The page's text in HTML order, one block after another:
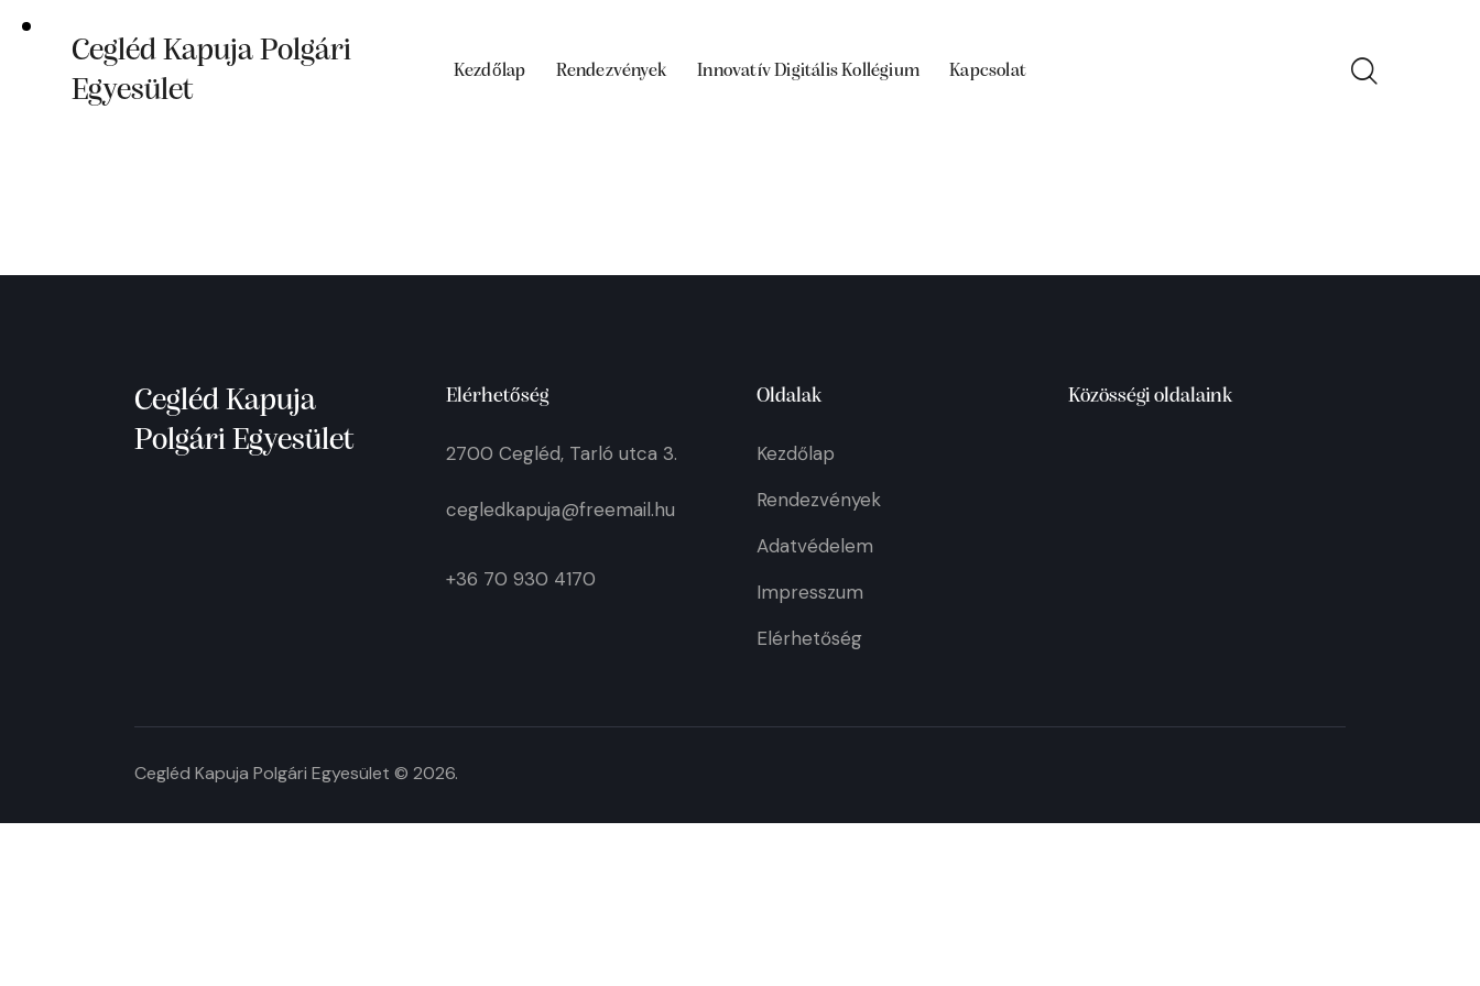
Cegléd Kapuja Polgári
Egyesület
Kezdőlap Rendezvények Innovatív Digitális Kollégium Kapcsolat
Cegléd Kapuja
Polgári Egyesület
Elérhetőség
2700 Cegléd, Tarló utca 3.
cegledkapuja@freemail.hu
+36 70 930 4170
Oldalak
Kezdőlap
Rendezvények
Adatvédelem
Impresszum
Elérhetőség
Közösségi oldalaink
Cegléd Kapuja Polgári Egyesület © 2026.